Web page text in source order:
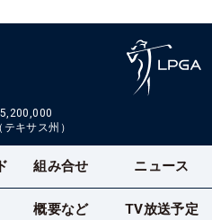
キサス州）
組み合せ ニュース
概要など TV放送予定